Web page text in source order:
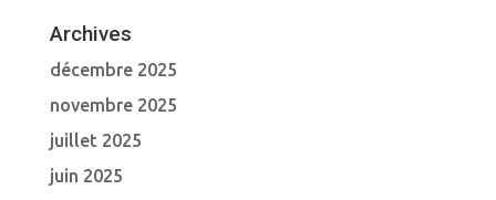
Archives
décembre 2025
novembre 2025
juillet 2025
juin 2025